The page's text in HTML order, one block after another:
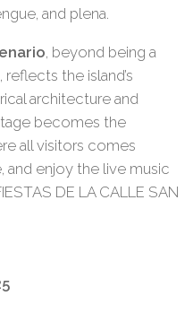
and plena.
, beyond being a
the island’s
architecture and
becomes the
all visitors comes
enjoy the live music
DE LA CALLE SAN